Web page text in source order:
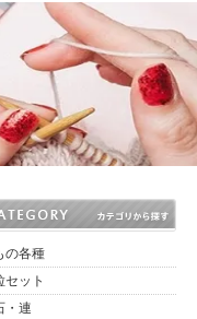
の各種
セット
・連